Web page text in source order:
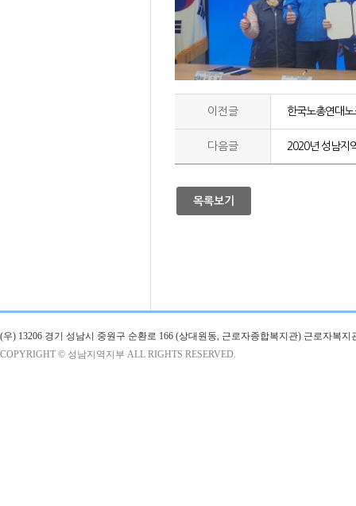
이전글 한국노총연대
다음글 2020년 성남지
목록보기
(우) 13206 경기 성남시 중원구 순환로 166 (상대원동, 근로자종합복지관) 근로자복지
COPYRIGHT © 성남지역지부 ALL RIGHTS RESERVED.